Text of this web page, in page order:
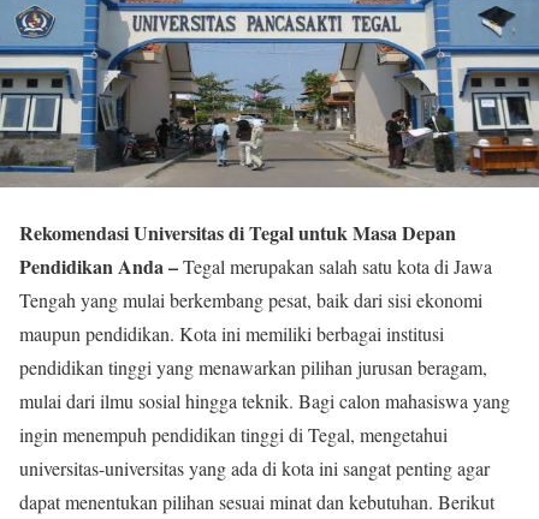
Rekomendasi Universitas di Tegal untuk Masa Depan
Pendidikan Anda –Tegal merupakan salah satu kota di Jawa
Tengah yang mulai berkembang pesat, baik dari sisi ekonomi
maupun pendidikan. Kota ini memiliki berbagai institusi
pendidikan tinggi yang menawarkan pilihan jurusan beragam,
mulai dari ilmu sosial hingga teknik. Bagi calon mahasiswa yang
ingin menempuh pendidikan tinggi di Tegal, mengetahui
universitas-universitas yang ada di kota ini sangat penting agar
dapat menentukan pilihan sesuai minat dan kebutuhan. Berikut